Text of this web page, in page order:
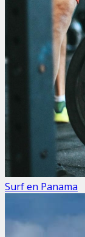
Surf en Panama